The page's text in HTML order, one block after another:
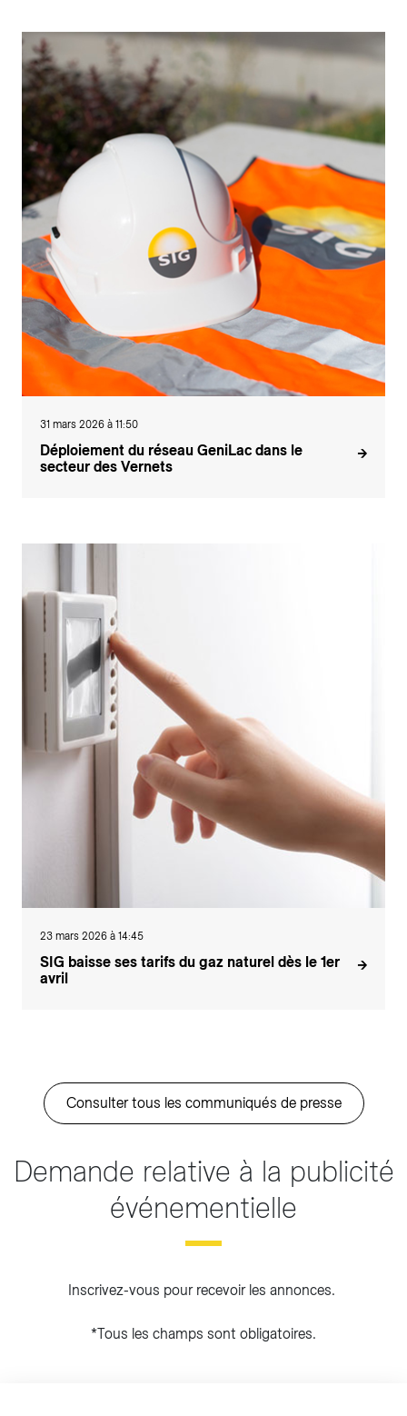
31 mars 2026 à 11:50
Déploiement du réseau GeniLac dans le
secteur des Vernets
23 mars 2026 à 14:45
SIG baisse ses tarifs du gaz naturel dès le 1er
avril
Consulter tous les communiqués de presse
Demande relative à la publicité
événementielle
Inscrivez-vous pour recevoir les annonces.
*Tous les champs sont obligatoires.